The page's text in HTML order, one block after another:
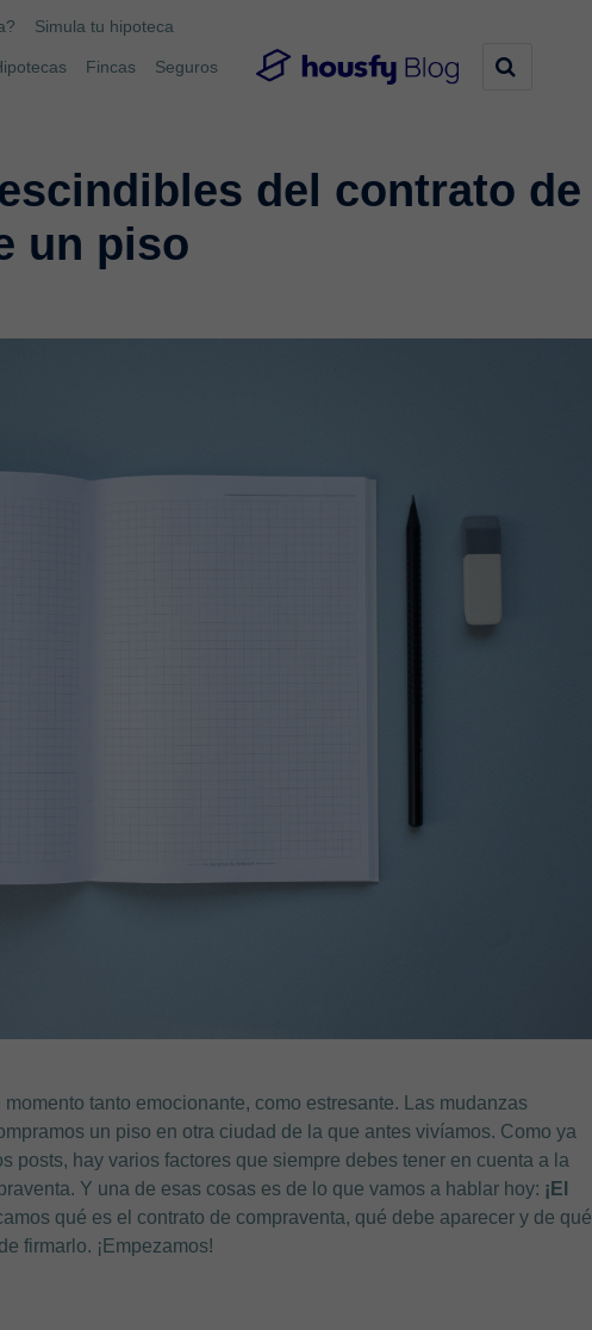
Simula tu hipoteca
Fincas Seguros
del contrato de
un piso
momento tanto emocionante, como estresante. Las mudanzas
un piso en otra ciudad de la que antes vivíamos. Como ya
posts, hay varios factores que siempre debes tener en cuenta a la
Y una de esas cosas es de lo que vamos a hablar hoy: ¡El
qué es el contrato de compraventa, qué debe aparecer y de qué
firmarlo. ¡Empezamos!